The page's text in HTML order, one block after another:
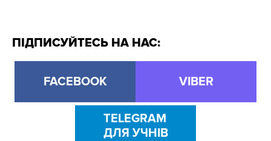
ПІДПИСУЙТЕСЬ НА НАС:
FACEBOOK VIBER
TELEGRAM
ДЛЯ УЧНІВ